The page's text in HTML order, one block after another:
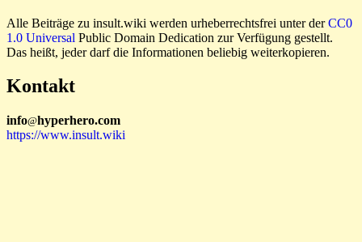
Alle Beiträge zu insult.wiki werden urheberrechtsfrei unter derCC0
1.0 Universal Public Domain Dedication zur Verfügung gestellt.
Das heißt, jeder darf die Informationen beliebig weiterkopieren.
Kontakt
info@hyperhero.com
https://www.insult.wiki